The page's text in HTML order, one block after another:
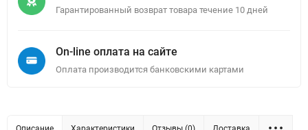
Гарантированный возврат товара течение 10 дней
On-line оплата на сайте
Оплата производится банковскими картами